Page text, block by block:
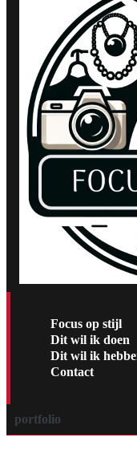
Focus op stijl
Dit wil ik doen
Dit wil ik
Contact
portfolio